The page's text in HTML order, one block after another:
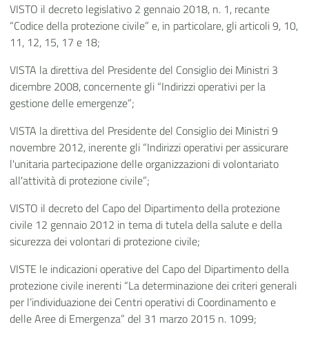
VISTO il decreto legislativo 2 gennaio 2018, n. 1, recante
“Codice della protezione civile” e, in particolare, gli articoli 9, 10,
11, 12, 15, 17 e 18;
VISTA la direttiva del Presidente del Consiglio dei Ministri 3
dicembre 2008, concernente gli “Indirizzi operativi per la
gestione delle emergenze”;
VISTA la direttiva del Presidente del Consiglio dei Ministri 9
novembre 2012, inerente gli “Indirizzi operativi per assicurare
l'unitaria partecipazione delle organizzazioni di volontariato
all'attività di protezione civile”;
VISTO il decreto del Capo del Dipartimento della protezione
civile 12 gennaio 2012 in tema di tutela della salute e della
sicurezza dei volontari di protezione civile;
VISTE le indicazioni operative del Capo del Dipartimento della
protezione civile inerenti “La determinazione dei criteri generali
per l’individuazione dei Centri operativi di Coordinamento e
delle Aree di Emergenza” del 31 marzo 2015 n. 1099;